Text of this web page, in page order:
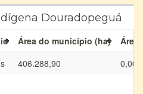
Douradopeguá
Área do município (ha)
Área
406.288,90 0,00